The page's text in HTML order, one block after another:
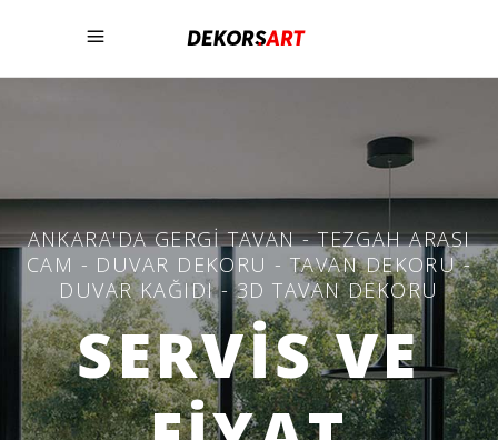
ANKARA'DA GERGI TAVAN - TEZGAH ARASI
CAM - DUVAR DEKORU - TAVAN DEKORU -
DUVAR KAĞIDI - 3D TAVAN DEKORU
SERVİS VE